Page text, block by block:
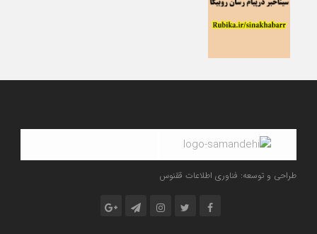
طراحی و توسعه: فناوری اطلاعات ققنوس